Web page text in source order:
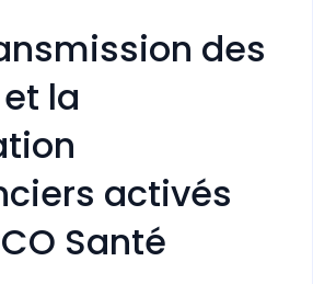
des
la
activés
Santé